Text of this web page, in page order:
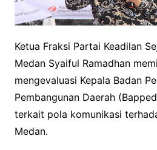
Ketua Fraksi Partai Keadilan
Medan Syaiful Ramadhan
mengevaluasi Kepala Badan
Pembangunan Daerah
terkait pola komunikasi
Medan.